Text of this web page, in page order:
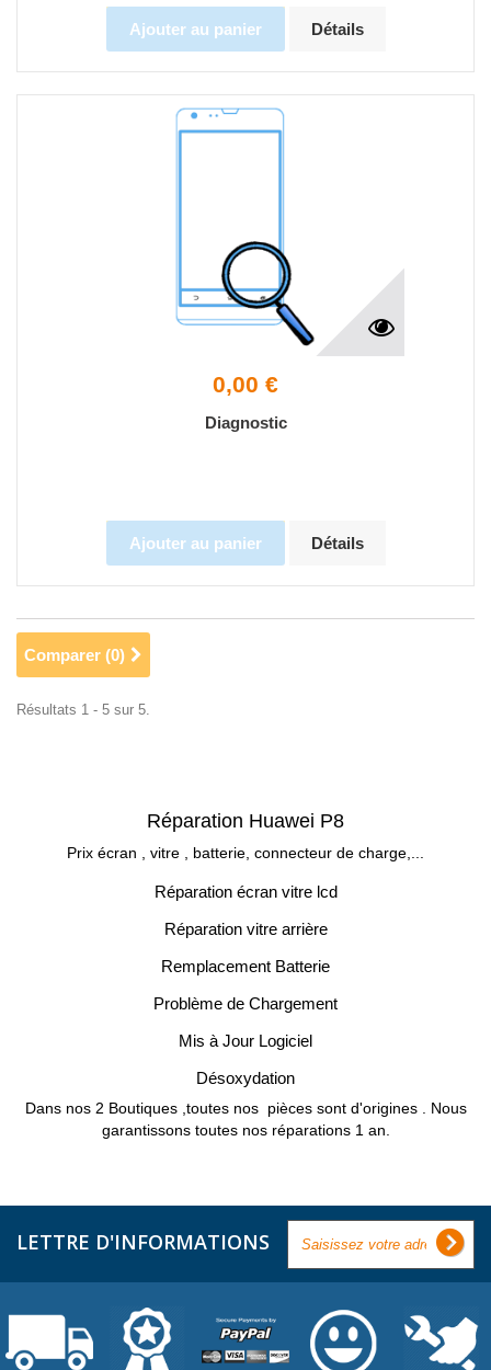
Ajouter au panier Détails
0,00 €
Diagnostic
Ajouter au panier Détails
Comparer (0)
Résultats 1 - 5 sur 5.
Réparation Huawei P8
Prix écran , vitre , batterie, connecteur de charge,...
Réparation écran vitre lcd
Réparation vitre arrière
Remplacement Batterie
Problème de Chargement
Mis à Jour Logiciel
Désoxydation
Dans nos 2 Boutiques ,toutes nos pièces sont d'origines . Nous
garantissons toutes nos réparations 1 an.
LETTRE D'INFORMATIONS